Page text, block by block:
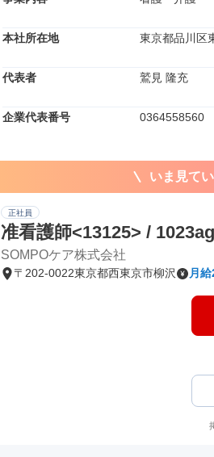
本社所在地 東京都品川区
代表者 鷲見 隆充
企業代表番号 0364558560
いま見て
正社員
准看護師<13125> /
SOMPOケア株式会社
〒202-0022東京都西東京市柳沢 月